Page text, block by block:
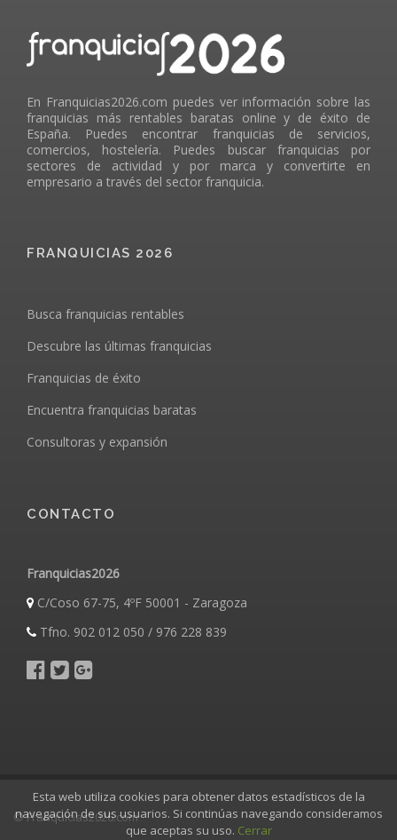
En Franquicias2026.com puedes ver información sobre las
franquicias más rentables baratas online y de éxito de
España. Puedes encontrar franquicias de servicios,
comercios, hostelería. Puedes buscar franquicias por
sectores de actividad y por marca y convertirte en
empresario a través del sector franquicia.
FRANQUICIAS 2026
Busca franquicias rentables
Descubre las últimas franquicias
Franquicias de éxito
Encuentra franquicias baratas
Consultoras y expansión
CONTACTO
Franquicias2026
C/Coso 67-75, 4ºF 50001 - Zaragoza
Tfno. 902 012 050 / 976 228 839
© Franquicias2026.com
Esta web utiliza cookies para obtener datos estadísticos de la
navegación de sus usuarios. Si continúas navegando consideramos
que aceptas su uso. Cerrar